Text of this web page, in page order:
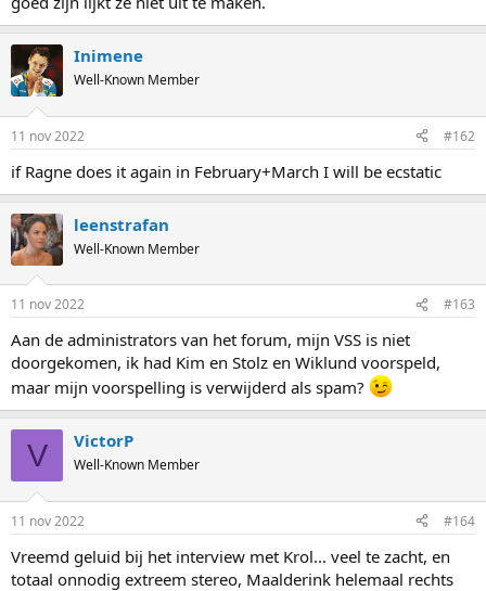
Inimene
Well-Known Member
11 nov 2022 #162
if Ragne does it again in February+March I will be ecstatic
leenstrafan
Well-Known Member
11 nov 2022 #163
Aan de administrators van het forum, mijn VSS is niet
doorgekomen, ik had Kim en Stolz en Wiklund voorspeld,
maar mijn voorspelling is verwijderd als spam?
V VictorP
Well-Known Member
11 nov 2022 #164
Vreemd geluid bij het interview met Krol... veel te zacht, en
totaal onnodig extreem stereo, Maalderink helemaal rechts